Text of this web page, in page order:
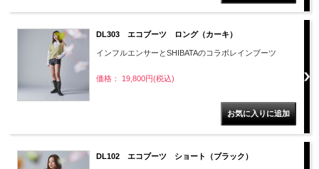
DL303 エコブーツ ロング（カーキ）
インフルエンサーとSHIBATAのコラボレインブーツ
価格： 19,800円(税込)
DL102 エコブーツ ショート（ブラック）